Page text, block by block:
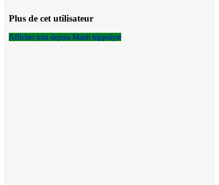
Plus de cet utilisateur
Afficher tout depuis Manh hippolyte